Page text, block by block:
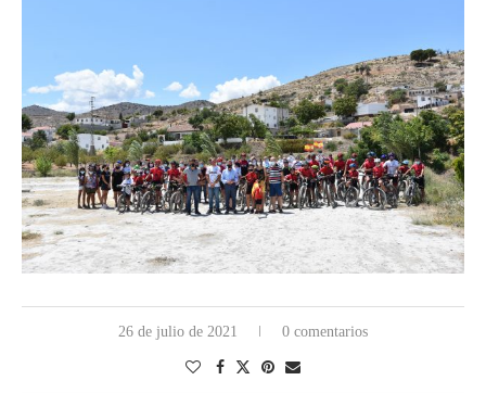
26 de julio de 2021 0 comentarios